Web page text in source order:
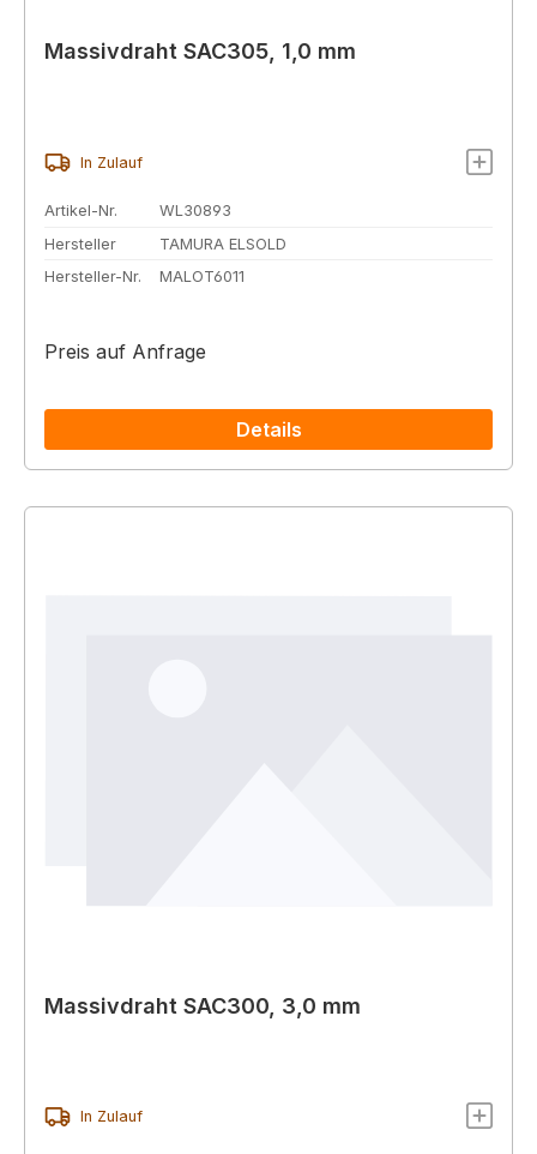
Massivdraht SAC305, 1,0 mm
In Zulauf
Artikel-Nr.
WL30893
Hersteller
TAMURA ELSOLD
Hersteller-Nr.
MALOT6011
Preis auf Anfrage
Details
Massivdraht SAC300, 3,0 mm
In Zulauf